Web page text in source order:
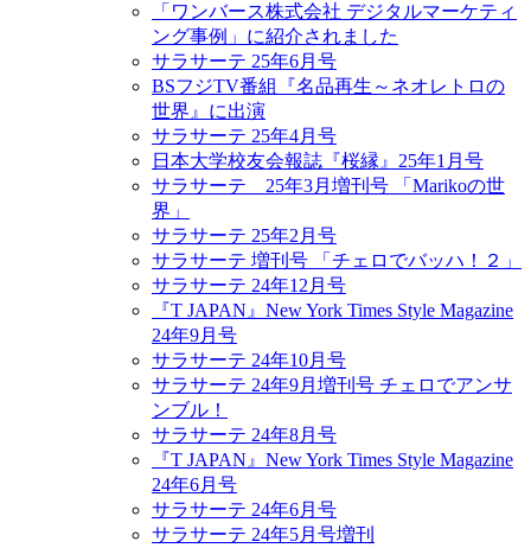
「ワンバース株式会社 デジタルマーケティ
ング事例」に紹介されました
サラサーテ 25年6月号
BSフジTV番組『名品再生～ネオレトロの
世界』に出演
サラサーテ 25年4月号
日本大学校友会報誌『桜縁』25年1月号
サラサーテ 25年3月増刊号 「Marikoの世
界」
サラサーテ 25年2月号
サラサーテ 増刊号 「チェロでバッハ！２」
サラサーテ 24年12月号
『T JAPAN』New York Times Style Magazine
24年9月号
サラサーテ 24年10月号
サラサーテ 24年9月増刊号 チェロでアンサ
ンブル！
サラサーテ 24年8月号
『T JAPAN』New York Times Style Magazine
24年6月号
サラサーテ 24年6月号
サラサーテ 24年5月号増刊